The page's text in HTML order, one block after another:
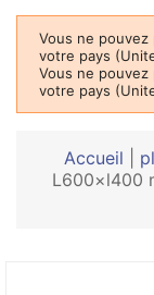
Vous ne pouvez
votre pays
Vous ne pouvez
votre pays
Accueil
L600×l400